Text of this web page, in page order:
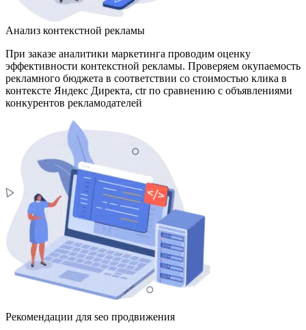
Анализ контекстной рекламы
При заказе аналитики маркетинга проводим оценку
эффективности контекстной рекламы. Проверяем окупаемость
рекламного бюджета в соответствии со стоимостью клика в
контексте Яндекс Директа, ctr по сравнению с объявлениями
конкурентов рекламодателей
Рекомендации для seo продвижения